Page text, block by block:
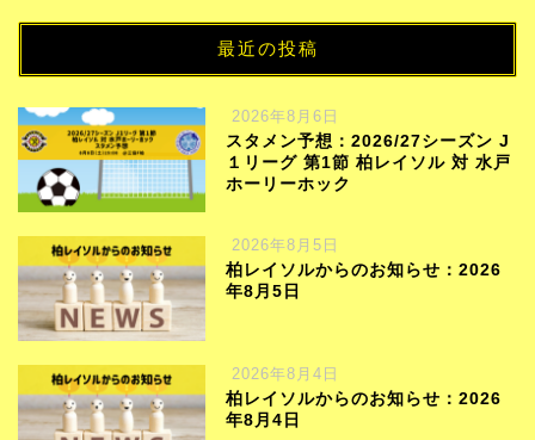
最近の投稿
2026年8月6日
スタメン予想：2026/27シーズン J
１リーグ 第1節 柏レイソル 対 水戸
ホーリーホック
2026年8月5日
柏レイソルからのお知らせ：2026
年8月5日
2026年8月4日
柏レイソルからのお知らせ：2026
年8月4日